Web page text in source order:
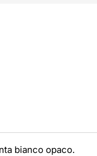
bianco opaco.